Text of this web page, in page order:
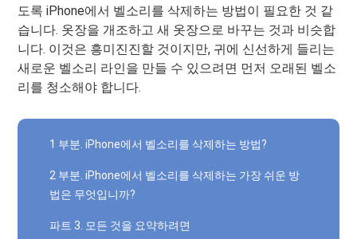
도록 iPhone에서 벨소리를 삭제하는 방법이 필요한 것 같
습니다. 옷장을 개조하고 새 옷장으로 바꾸는 것과 비슷합
니다. 이것은 흥미진진할 것이지만, 귀에 신선하게 들리는
새로운 벨소리 라인을 만들 수 있으려면 먼저 오래된 벨소
리를 청소해야 합니다.
1 부분. iPhone에서 벨소리를 삭제하는 방법?
2 부분. iPhone에서 벨소리를 삭제하는 가장 쉬운 방
법은 무엇입니까?
파트 3. 모든 것을 요약하려면